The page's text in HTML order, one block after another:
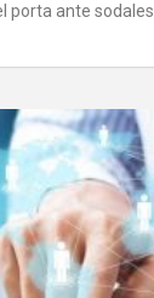
porta ante sodales.